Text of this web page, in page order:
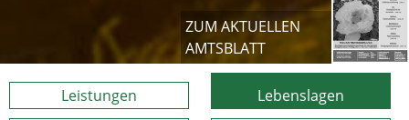
ZUM AKTUELLEN
AMTSBLATT
Leistungen
Lebenslagen